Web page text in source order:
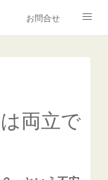
お問合せ
両立で